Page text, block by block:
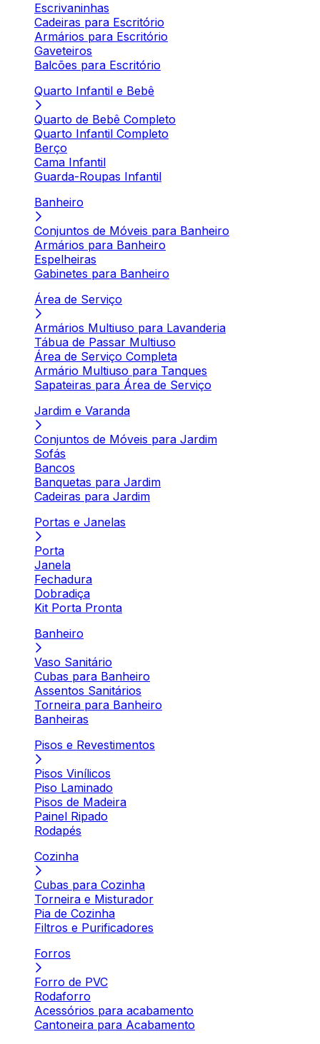
Escrivaninhas
Cadeiras para Escritório
Armários para Escritório
Gaveteiros
Balcões para Escritório
Quarto Infantil e Bebê
Quarto de Bebê Completo
Quarto Infantil Completo
Berço
Cama Infantil
Guarda-Roupas Infantil
Banheiro
Conjuntos de Móveis para Banheiro
Armários para Banheiro
Espelheiras
Gabinetes para Banheiro
Área de Serviço
Armários Multiuso para Lavanderia
Tábua de Passar Multiuso
Área de Serviço Completa
Armário Multiuso para Tanques
Sapateiras para Área de Serviço
Jardim e Varanda
Conjuntos de Móveis para Jardim
Sofás
Bancos
Banquetas para Jardim
Cadeiras para Jardim
Portas e Janelas
Porta
Janela
Fechadura
Dobradiça
Kit Porta Pronta
Banheiro
Vaso Sanitário
Cubas para Banheiro
Assentos Sanitários
Torneira para Banheiro
Banheiras
Pisos e Revestimentos
Pisos Vinílicos
Piso Laminado
Pisos de Madeira
Painel Ripado
Rodapés
Cozinha
Cubas para Cozinha
Torneira e Misturador
Pia de Cozinha
Filtros e Purificadores
Forros
Forro de PVC
Rodaforro
Acessórios para acabamento
Cantoneira para Acabamento